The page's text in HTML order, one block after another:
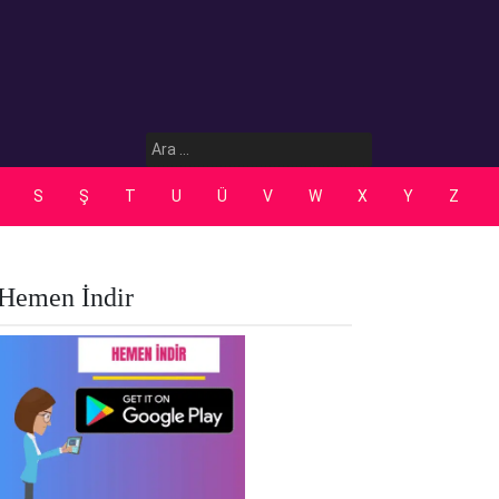
Arama:
S Ş T U Ü V W X Y Z
İndir